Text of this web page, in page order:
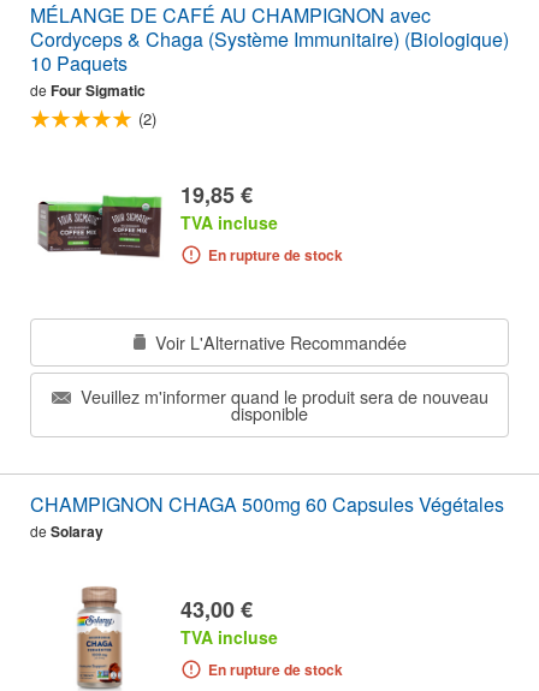
MÉLANGE DE CAFÉ AU CHAMPIGNON avec
Cordyceps & Chaga (Système Immunitaire) (Biologique)
10 Paquets
de Four Sigmatic
(2)
19,85 €
TVA incluse
En rupture de stock
Voir L'Alternative Recommandée
Veuillez m'informer quand le produit sera de nouveau
disponible
CHAMPIGNON CHAGA 500mg 60 Capsules Végétales
de Solaray
43,00 €
TVA incluse
En rupture de stock